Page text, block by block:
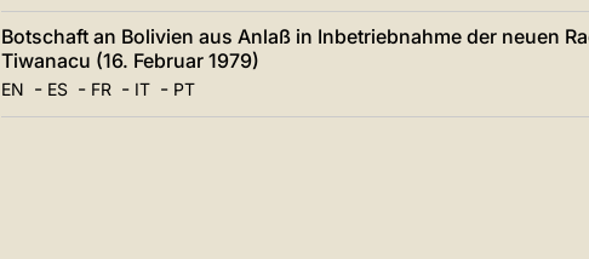
Botschaft an Bolivien aus Anlaß in Inbetriebnahme der neuen
Tiwanacu (16. Februar 1979)
EN - ES- FR- IT- PT